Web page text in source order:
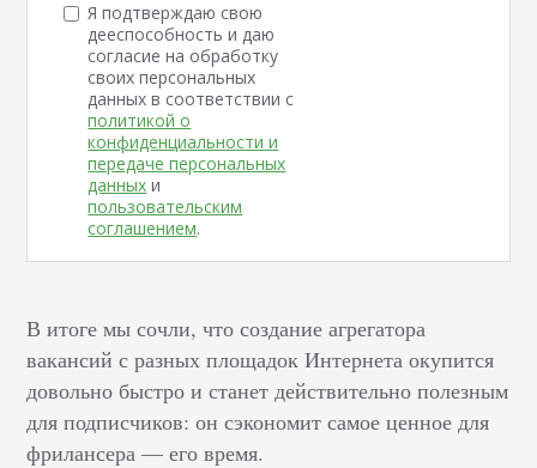
Я подтверждаю свою
дееспособность и даю
согласие на обработку
своих персональных
данных в соответствии с
политикой о
конфиденциальности и
передаче персональных
данных и
пользовательским
соглашением.
В итоге мы сочли, что создание агрегатора
вакансий с разных площадок Интернета окупится
довольно быстро и станет действительно полезным
для подписчиков: он сэкономит самое ценное для
фрилансера — его время.